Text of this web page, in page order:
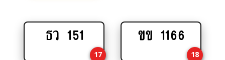
ธว 151
17
Add
ขข 1166
18